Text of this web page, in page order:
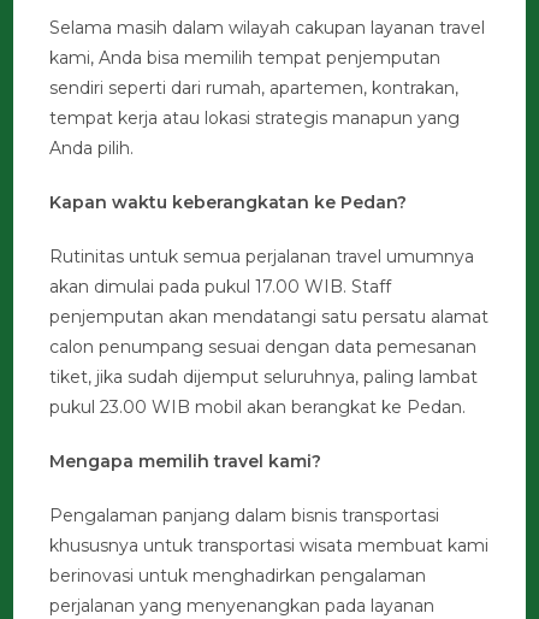
Selama masih dalam wilayah cakupan layanan travel
kami, Anda bisa memilih tempat penjemputan
sendiri seperti dari rumah, apartemen, kontrakan,
tempat kerja atau lokasi strategis manapun yang
Anda pilih.
Kapan waktu keberangkatan ke Pedan?
Rutinitas untuk semua perjalanan travel umumnya
akan dimulai pada pukul 17.00 WIB. Staff
penjemputan akan mendatangi satu persatu alamat
calon penumpang sesuai dengan data pemesanan
tiket, jika sudah dijemput seluruhnya, paling lambat
pukul 23.00 WIB mobil akan berangkat ke Pedan.
Mengapa memilih travel kami?
Pengalaman panjang dalam bisnis transportasi
khususnya untuk transportasi wisata membuat kami
berinovasi untuk menghadirkan pengalaman
perjalanan yang menyenangkan pada layanan